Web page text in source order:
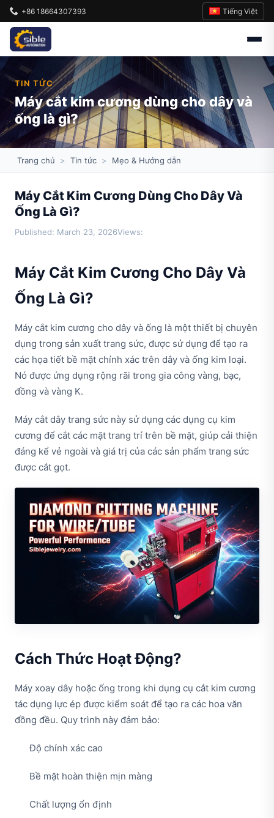
+86 18664307393 Tiếng Việt
TIN TỨC
Máy cắt kim cương dùng cho dây và
ống là gì?
Trang chủ > Tin tức > Mẹo & Hướng dẫn
Máy Cắt Kim Cương Dùng Cho Dây Và
Ống Là Gì?
Published: March 23, 2026Views:
Máy Cắt Kim Cương Cho Dây Và
Ống Là Gì?
Máy cắt kim cương cho dây và ống là một thiết bị chuyên
dụng trong sản xuất trang sức, được sử dụng để tạo ra
các họa tiết bề mặt chính xác trên dây và ống kim loại.
Nó được ứng dụng rộng rãi trong gia công vàng, bạc,
đồng và vàng K.
Máy cắt dây trang sức này sử dụng các dụng cụ kim
cương để cắt các mặt trang trí trên bề mặt, giúp cải thiện
đáng kể vẻ ngoài và giá trị của các sản phẩm trang sức
được cắt gọt.
Cách Thức Hoạt Động?
Máy xoay dây hoặc ống trong khi dụng cụ cắt kim cương
tác dụng lực ép được kiểm soát để tạo ra các hoa văn
đồng đều. Quy trình này đảm bảo:
Độ chính xác cao
Bề mặt hoàn thiện mịn màng
Chất lượng ổn định